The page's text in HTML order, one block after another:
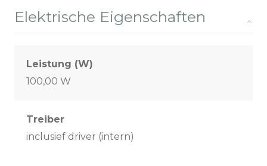
Elektrische Eigenschaften
Leistung (W)
100,00 W
Treiber
inclusief driver (intern)